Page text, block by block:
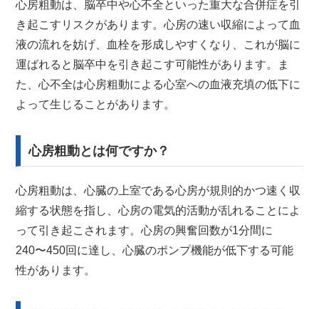
心房粗動は、脳卒中や心不全といった重大な合併症を引
き起こすリスクがあります。心房の速い収縮によって血
液の流れを妨げ、血栓を形成しやすくなり、これが脳に
運ばれると脳卒中を引き起こす可能性があります。ま
た、心不全は心房粗動による心室への血液充填の低下に
よって生じることがあります。
心房粗動とは何ですか？
心房粗動は、心臓の上室である心房が規則的かつ速く収
縮する状態を指し、心房の電気的活動が乱れることによ
って引き起こされます。心房の興奮回数が1分間に
240〜450回に達し、心臓のポンプ機能が低下する可能
性があります。